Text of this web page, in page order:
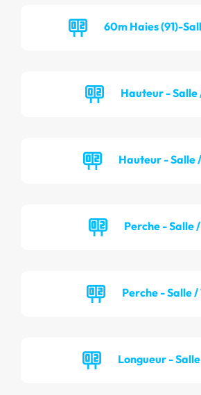
60m Haies (91)-
Hauteur - Salle
Hauteur - Salle
Perche - Salle /
Perche - Salle /
Longueur -